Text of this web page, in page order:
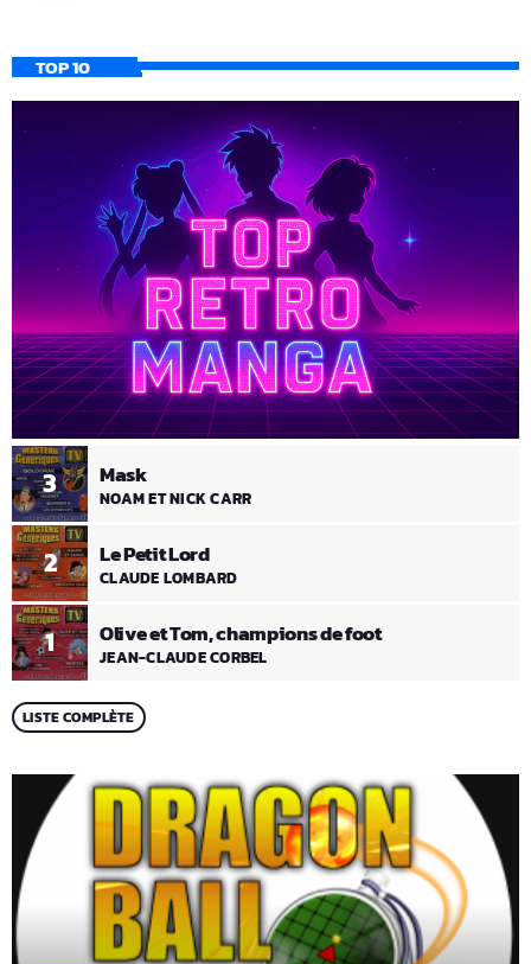
TOP 10
1 Olive et Tom, champions de foot
JEAN-CLAUDE CORBEL
2 Le Petit Lord
CLAUDE LOMBARD
3 Mask
NOAM ET NICK CARR
LISTE COMPLÈTE